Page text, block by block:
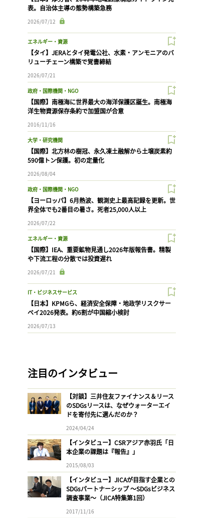
表。自治体主導の態勢構築急務
2026/07/12
エネルギー・資源
【タイ】JERAとタイ発電公社、水素・アンモニアのバ
リューチェーン構築で覚書締結
2026/07/21
政府・国際機関・NGO
【国際】南極海に世界最大の海洋保護区誕生。南極海
洋生物資源保存条約で加盟国が合意
2016/11/16
大学・研究機関
【国際】北方林の樹冠、永久凍土融解から土壌炭素約
590億トン保護。初の定量化
2026/08/04
政府・国際機関・NGO
【ヨーロッパ】6月熱波、観測史上最高記録を更新。世
界全体でも2番目の暑さ。死者25,000人以上
2026/07/22
エネルギー・資源
【国際】IEA、重要鉱物見通し2026年版報告書。精製
や下流工程の分散では投資遅れ
2026/07/21
IT・ビジネスサービス
【日本】KPMGら、経済安全保障・地政学リスクサー
ベイ2026発表。約6割が中国縮小検討
2026/07/13
注目のインタビュー
【対談】三井住友ファイナンス＆リース
のSDGsリースは、なぜウォーターエイ
ドを寄付先に選んだのか？
2024/04/24
【インタビュー】CSRアジア赤羽氏「日
本企業の課題は『報告』」
2015/08/03
【インタビュー】JICAが目指す企業との
SDGsパートナーシップ 〜SDGsビジネス
調査事業〜（JICA特集第1回）
2017/11/16